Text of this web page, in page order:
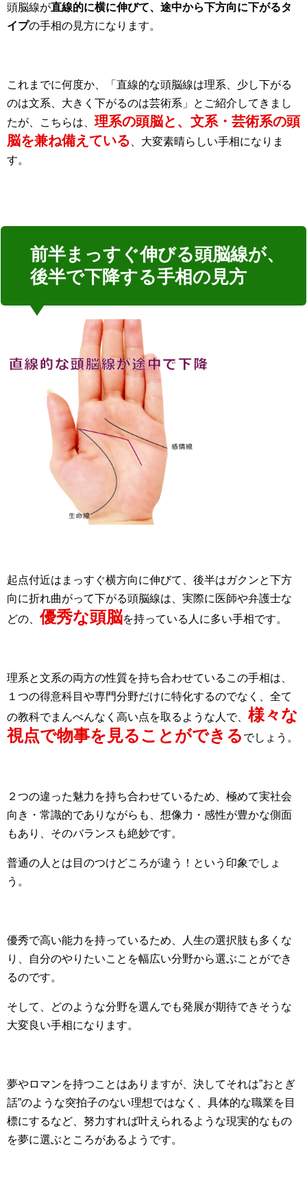
頭脳線が直線的に横に伸びて、途中から下方向に下がるタ
イプの手相の見方になります。
これまでに何度か、「直線的な頭脳線は理系、少し下がる
のは文系、大きく下がるのは芸術系」とご紹介してきまし
たが、こちらは、 理系の頭脳と、文系・芸術系の頭
脳を兼ね備えている 、大変素晴らしい手相になりま
す。
前半まっすぐ伸びる頭脳線が、
後半で下降する手相の見方
起点付近はまっすぐ横方向に伸びて、後半はガクンと下方
向に折れ曲がって下がる頭脳線は、実際に医師や弁護士な
どの、優秀な頭脳を持っている人に多い手相です。
理系と文系の両方の性質を持ち合わせているこの手相は、
１つの得意科目や専門分野だけに特化するのでなく、全て
の教科でまんべんなく高い点を取るような人で、 様々な
視点で物事を見ることができる でしょう。
２つの違った魅力を持ち合わせているため、極めて実社会
向き・常識的でありながらも、想像力・感性が豊かな側面
もあり、そのバランスも絶妙です。
普通の人とは目のつけどころが違う！という印象でしょ
う。
優秀で高い能力を持っているため、人生の選択肢も多くな
り、自分のやりたいことを幅広い分野から選ぶことができ
るのです。
そして、どのような分野を選んでも発展が期待できそうな
大変良い手相になります。
夢やロマンを持つことはありますが、決してそれは”おとぎ
話”のような突拍子のない理想ではなく、具体的な職業を目
標にするなど、努力すれば叶えられるような現実的なもの
を夢に選ぶところがあるようです。